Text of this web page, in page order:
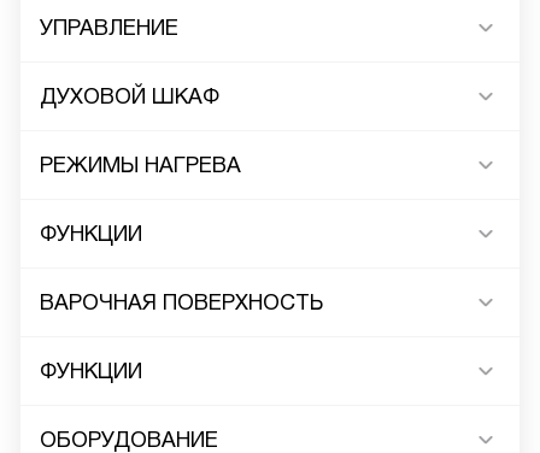
УПРАВЛЕНИЕ
ДУХОВОЙ ШКАФ
РЕЖИМЫ НАГРЕВА
ФУНКЦИИ
ВАРОЧНАЯ ПОВЕРХНОСТЬ
ФУНКЦИИ
ОБОРУДОВАНИЕ